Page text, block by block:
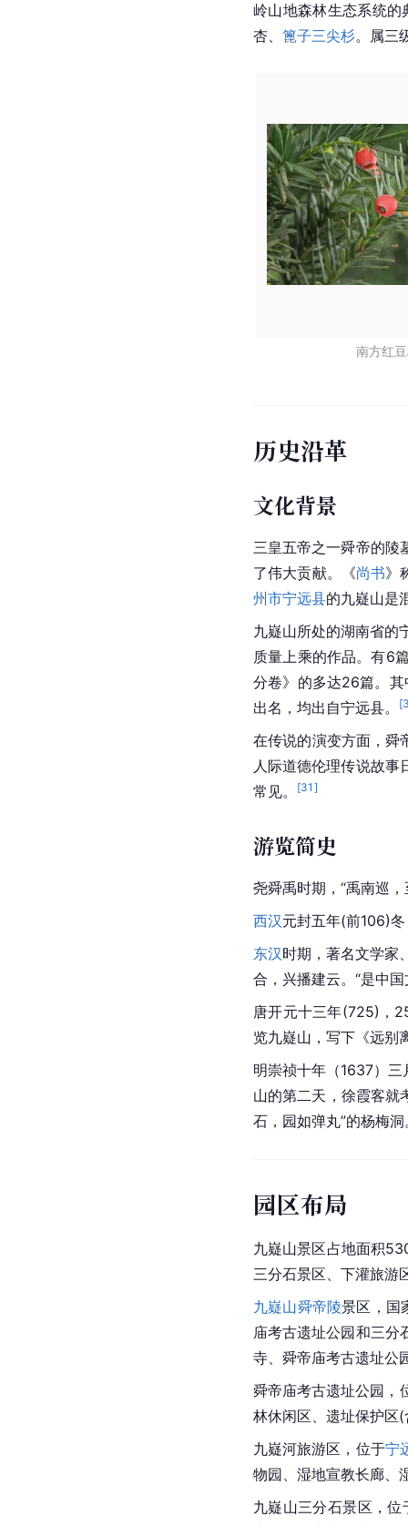
岭山地森林生态系统的
杏、 篦子三尖杉。属三
南方红
历史沿革
文化背景
三皇五帝之一舜帝的陵
了伟大贡献。《尚书》
州市宁远县的九嶷山是
九嶷山所处的湖南省的
质量上乘的作品。有6
分卷》的多达26篇。
出名，均出自宁远县。 [
在传说的演变方面，舜
人际道德伦理传说故事
常见。
[31 ]
游览简史
尧舜禹时期，“禹南巡，
西汉元封五年(前106)
东汉时期，著名文学家
合，兴播建云。“是中
唐开元十三年(725)，
览九嶷山，写下《远别
明崇祯十年（1637）三
山的第二天，徐霞客就
石，园如弹丸”的杨梅洞
园区布局
九嶷山景区占地面积
三分石景区、下灌旅游
九嶷山舜帝陵景区，国
庙考古遗址公园和三分
寺、舜帝庙考古遗址公
舜帝庙考古遗址公园，
林休闲区、遗址保护区
九嶷河旅游区，位于宁
物园、湿地宣教长廊、
九嶷山三分石景区，